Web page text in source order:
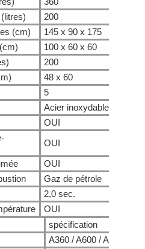
200
(cm)
145 x 90 x 175
100 x 60 x 60
200
48 x 60
5
Acier inoxydable
OUI
OUI
OUI
Gaz de pétrole
2,0 sec.
OUI
spécification
A360 / A600 / A900 /